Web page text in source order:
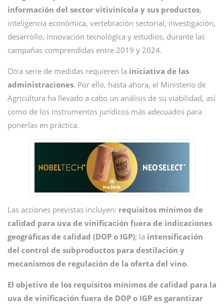
información del sector vitivinícola y sus productos,
inteligencia económica, vertebración sectorial, investigación,
desarrollo, innovación tecnológica y estudios, durante las
campañas comprendidas entre 2019 y 2024.
Otra serie de medidas requieren la iniciativa de las
administraciones. Por ello, hasta ahora, el Ministerio de
Agricultura ha llevado a cabo un análisis de su viabilidad, así
como de los instrumentos jurídicos más adecuados para
ponerlas en práctica.
Las acciones previstas incluyen: requisitos mínimos de
calidad para uva de vinificación fuera de indicaciones
geográficas de calidad (DOP o IGP); la intensificación
del control de subproductos para destilación y
mecanismos de regulación de la oferta del vino.
El objetivo de los requisitos mínimos de calidad para la
uva de vinificación fuera de DOP o IGP es garantizar